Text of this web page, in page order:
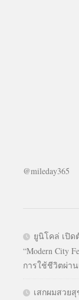
@mileday365
ยูนิโคล่ เปิด
“Modern City
การใช้ชีวิตผ่า
เสกผมสวยสุ